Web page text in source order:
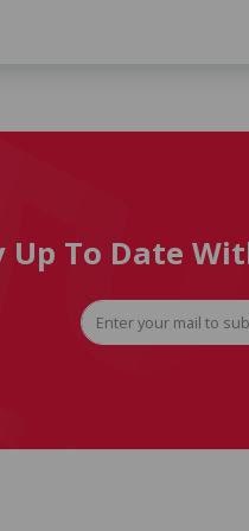
Up To Date